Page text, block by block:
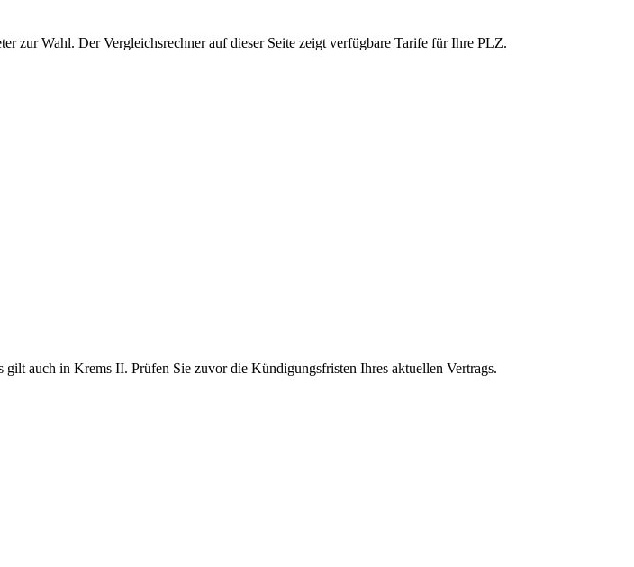
zur Wahl. Der Vergleichsrechner auf dieser Seite zeigt verfügbare Tarife für Ihre PLZ.
auch in Krems II. Prüfen Sie zuvor die Kündigungsfristen Ihres aktuellen Vertrags.